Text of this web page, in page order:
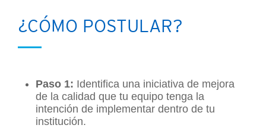
¿CÓMO POSTULAR?
Paso 1: Identifica una iniciativa de mejora
de la calidad que tu equipo tenga la
intención de implementar dentro de tu
institución.